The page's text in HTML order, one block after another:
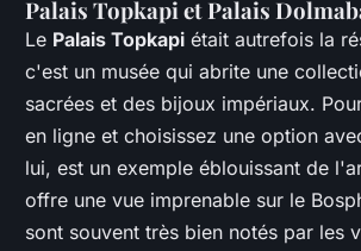
Palais Topkapi et Palais
Le Palais Topkapi était autrefois la
c'est un musée qui abrite une
sacrées et des bijoux impériaux.
en ligne et choisissez une option
lui, est un exemple éblouissant de
offre une vue imprenable sur le
sont souvent très bien notés par les